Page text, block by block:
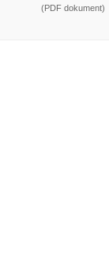
(PDF dokument)